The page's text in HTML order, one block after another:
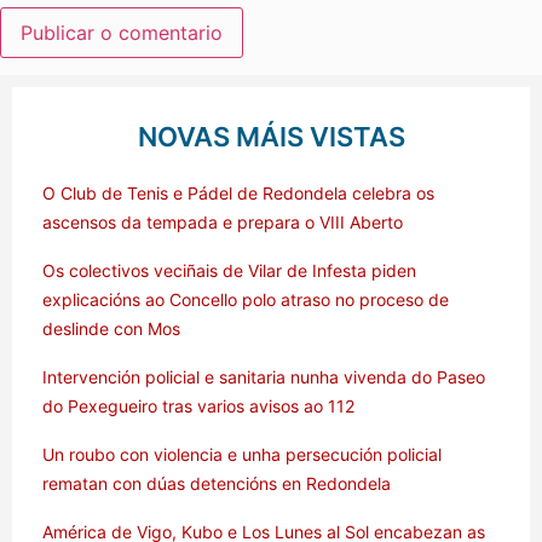
NOVAS MÁIS VISTAS
O Club de Tenis e Pádel de Redondela celebra os
ascensos da tempada e prepara o VIII Aberto
Os colectivos veciñais de Vilar de Infesta piden
explicacións ao Concello polo atraso no proceso de
deslinde con Mos
Intervención policial e sanitaria nunha vivenda do Paseo
do Pexegueiro tras varios avisos ao 112
Un roubo con violencia e unha persecución policial
rematan con dúas detencións en Redondela
América de Vigo, Kubo e Los Lunes al Sol encabezan as